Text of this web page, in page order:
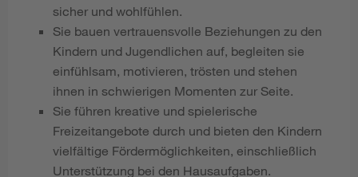
sicher und wohlfühlen.
Sie bauen vertrauensvolle Beziehungen zu den
Kindern und Jugendlichen auf, begleiten sie
einfühlsam, motivieren, trösten und stehen
ihnen in schwierigen Momenten zur Seite.
Sie führen kreative und spielerische
Freizeitangebote durch und bieten den Kindern
vielfältige Fördermöglichkeiten, einschließlich
Unterstützung bei den Hausaufgaben.